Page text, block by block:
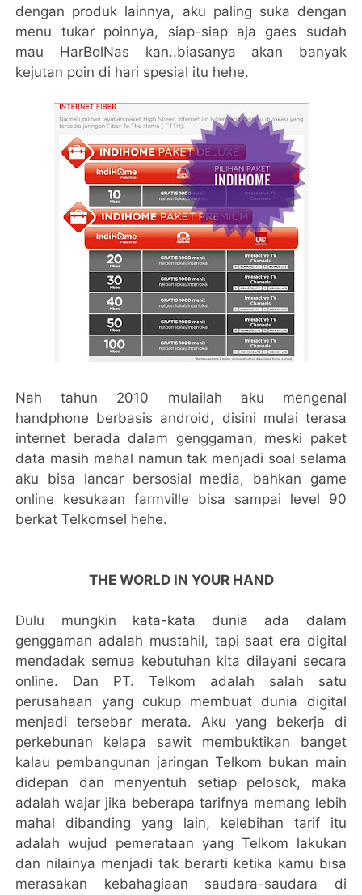
dengan produk lainnya, aku paling suka dengan
menu tukar poinnya, siap-siap aja gaes sudah
mau HarBolNas kan..biasanya akan banyak
kejutan poin di hari spesial itu hehe.
Nah tahun 2010 mulailah aku mengenal
handphone berbasis android, disini mulai terasa
internet berada dalam genggaman, meski paket
data masih mahal namun tak menjadi soal selama
aku bisa lancar bersosial media, bahkan game
online kesukaan farmville bisa sampai level 90
berkat Telkomsel hehe.
THE WORLD IN YOUR HAND
Dulu mungkin kata-kata dunia ada dalam
genggaman adalah mustahil, tapi saat era digital
mendadak semua kebutuhan kita dilayani secara
online. Dan PT. Telkom adalah salah satu
perusahaan yang cukup membuat dunia digital
menjadi tersebar merata. Aku yang bekerja di
perkebunan kelapa sawit membuktikan banget
kalau pembangunan jaringan Telkom bukan main
didepan dan menyentuh setiap pelosok, maka
adalah wajar jika beberapa tarifnya memang lebih
mahal dibanding yang lain, kelebihan tarif itu
adalah wujud pemerataan yang Telkom lakukan
dan nilainya menjadi tak berarti ketika kamu bisa
merasakan kebahagiaan saudara-saudara di